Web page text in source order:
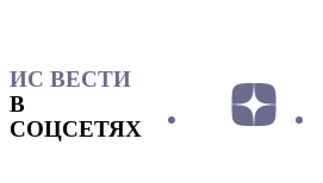
ИС ВЕСТИ
В
СОЦСЕТЯХ